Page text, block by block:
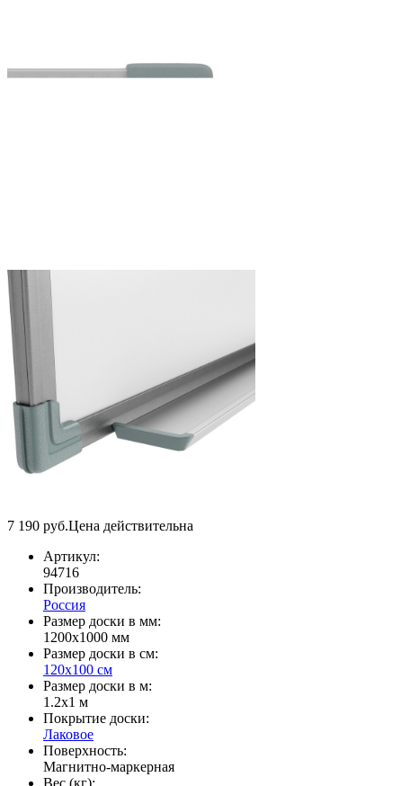
7 190 руб.Цена действительна
Артикул:
94716
Производитель:
Россия
Размер доски в мм:
1200х1000 мм
Размер доски в см:
120х100 см
Размер доски в м:
1.2х1 м
Покрытие доски:
Лаковое
Поверхность:
Магнитно-маркерная
Вес (кг):